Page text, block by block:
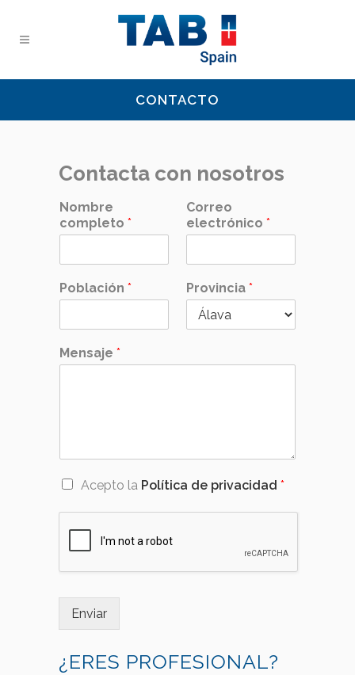
CONTACTO
Contacta con nosotros
Nombre
completo *
Correo
electrónico *
Población * Provincia *
Mensaje *
A
u
o
Acepto la Política de privacidad *
Enviar
¿ERES PROFESIONAL?